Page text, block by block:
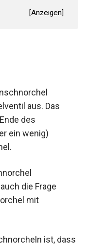
[Anzeigen]
aus. Das
des
ein wenig)
die Frage
mit
ist, dass